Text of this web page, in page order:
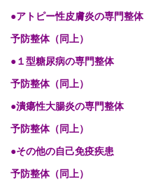
●アトピー性皮膚炎の専門整体
予防整体（同上）
●１型糖尿病の専門整体
予防整体（同上）
●潰瘍性大腸炎の専門整体
予防整体（同上）
●その他の自己免疫疾患
予防整体（同上）